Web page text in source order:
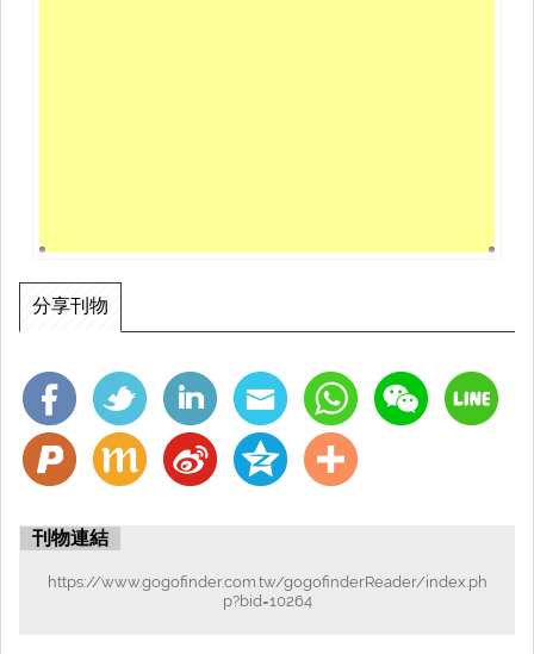
匠，不過欲發明淨土第一義諦，以作上品往生資糧而已。所恨色力
操。即諸佛現身，令修餘法，亦不肯捨此取彼，違背初心。奈宿業
所障，終未能得一心不亂，以親證夫念佛三昧。慚愧何如。一日有
參知識，至螺山以叩關余舍。時余適以彌陀要解，文深理奧，不便
童蒙。欲搜輯台教，逐條著鈔，俾初學之士，易于進步。非敢效古
德之宏闡道妙，聊以作後進之入勝因緣。喜彼之來，即贈要解一
本，且告以著鈔之意。上座因謂余曰。要解一書，吾昔曾一視之。
見其詞曰，華嚴奧藏，法華秘髓，一切諸佛之心要，菩薩萬行之司
謗正法輪，疑誤眾生。不億蕅益大師，以千古希有之學識，不即直
指人心，宏揚止觀。反著斯解，以為愚夫愚婦之護身符。俾舉世緇
素，守一法以棄萬行，取蹄涔以捨巨海。同入迷途，永背覺路。斷
分享刊物
刊物連結
https://www.gogofinder.com.tw/gogofinderReader/index.ph
p?bid=10264